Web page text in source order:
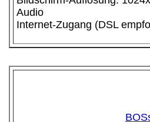
Audio
Internet-Zugang (DSL